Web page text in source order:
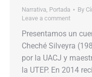
Narrativa, Portada By
Leave a comment
Presentamos un
Cheché Silveyra
por la UACJ y
la UTEP. En 2014